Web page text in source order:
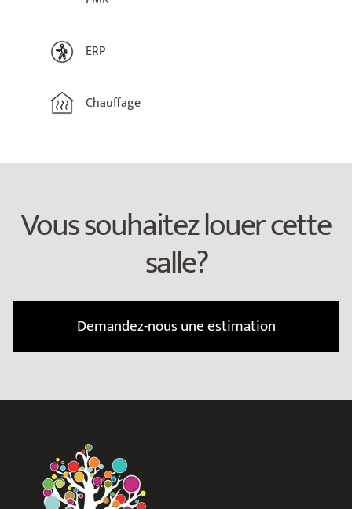
ERP
Chauffage
Vous souhaitez louer cette
salle?
Demandez-nous une estimation